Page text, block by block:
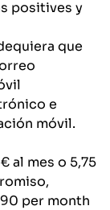
positives y
que
e
móvil.
al mes o 5,75
per month